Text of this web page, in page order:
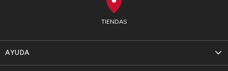
TIENDAS
AYUDA